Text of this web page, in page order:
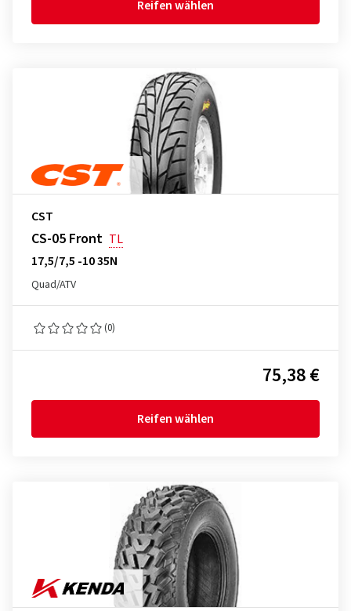
Reifen wählen
CST
CS-05 Front TL
17,5/7,5 -10 35N
Quad/ATV
(0)
75,38 €
Reifen wählen